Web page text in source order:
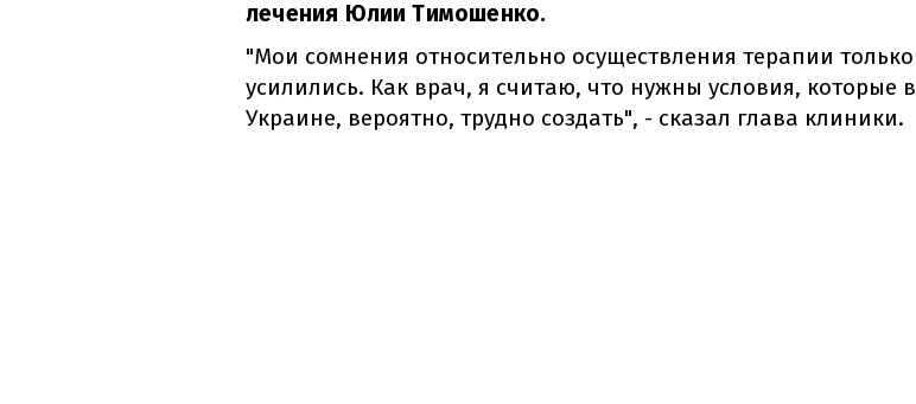
лечения Юлии Тимошенко.
"Мои сомнения относительно осуществления терапии только
усилились. Как врач, я считаю, что нужны условия, которые в
Украине, вероятно, трудно создать", - сказал глава клиники.